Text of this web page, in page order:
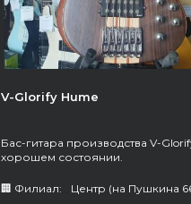
V-Glorify Hume
Бас-гитара производства V-
хорошем состоянии.
🏢 Филиал: Центр (на Пушкина